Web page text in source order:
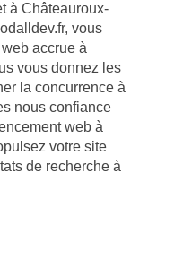
à Châteauroux-
vous
accrue à
vous donnez les
la concurrence à
nous confiance
web à
votre site
de recherche à